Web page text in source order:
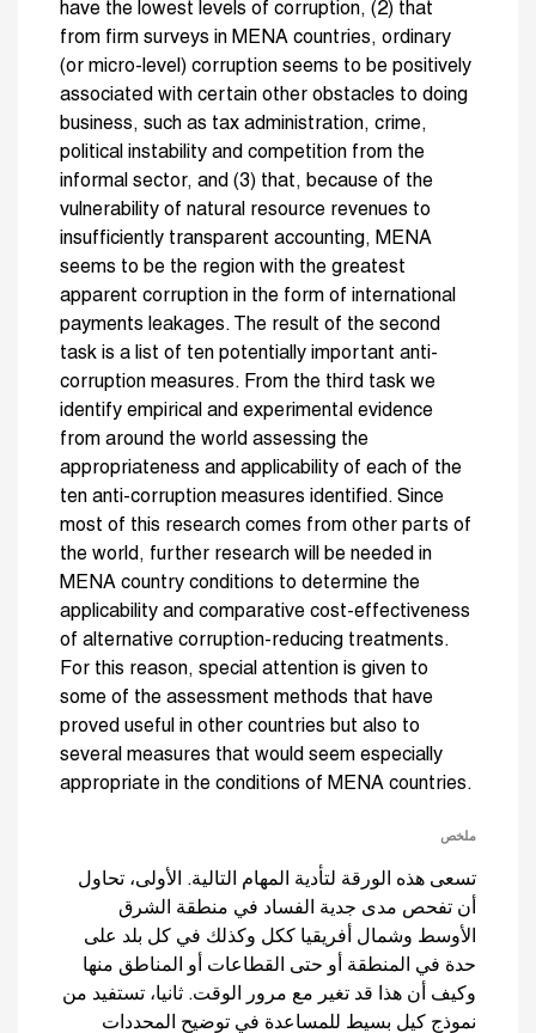
have the lowest levels of corruption, (2) that
from firm surveys in MENA countries, ordinary
(or micro-level) corruption seems to be positively
associated with certain other obstacles to doing
business, such as tax administration, crime,
political instability and competition from the
informal sector, and (3) that, because of the
vulnerability of natural resource revenues to
insufficiently transparent accounting, MENA
seems to be the region with the greatest
apparent corruption in the form of international
payments leakages. The result of the second
task is a list of ten potentially important anti-
corruption measures. From the third task we
identify empirical and experimental evidence
from around the world assessing the
appropriateness and applicability of each of the
ten anti-corruption measures identified. Since
most of this research comes from other parts of
the world, further research will be needed in
MENA country conditions to determine the
applicability and comparative cost-effectiveness
of alternative corruption-reducing treatments.
For this reason, special attention is given to
some of the assessment methods that have
proved useful in other countries but also to
several measures that would seem especially
appropriate in the conditions of MENA countries.
ملخص
تسعى هذه الورقة لتأدية المهام التالية. الأولى، تحاول
أن تفحص مدى جدية الفساد في منطقة الشرق
الأوسط وشمال أفريقيا ككل وكذلك في كل بلد على
حدة في المنطقة أو حتى القطاعات أو المناطق منها
وكيف أن هذا قد تغير مع مرور الوقت. ثانيا، تستفيد من
نموذج كيل بسيط للمساعدة في توضيح المحددات